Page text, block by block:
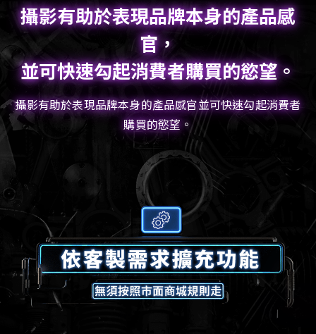
攝影有助於表現品牌本身的產品感
官，
並可快速勾起消費者購買的慾望。
攝影有助於表現品牌本身的產品感官並可快速勾起消費者
購買的慾望。